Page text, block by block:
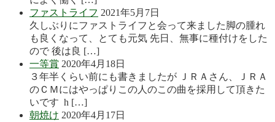
ファストライフ 2021年5月7日
久しぶりにファストライフと会って来ました脚の腫れ
も良くなって、とても元気 先日、無事に種付けをした
ので 後は良 […]
一等賞 2020年4月18日
３年半くらい前にも書きましたが ＪＲＡさん、ＪＲＡ
のＣＭにはやっぱりこの人のこの曲を採用して頂きた
いです h […]
朝焼け 2020年4月17日